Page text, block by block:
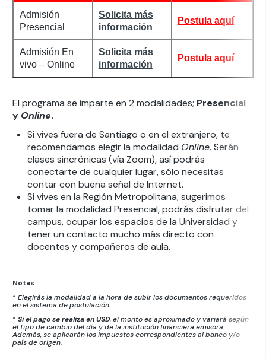
Admisión
Presencial
Solicita más
información
Postula aquí
Admisión En
vivo – Online
Solicita más
información
Postula aquí
El programa se imparte en 2 modalidades; Presencial
y Online.
Si vives fuera de Santiago o en el extranjero, te
recomendamos elegir la modalidad Online. Serán
clases sincrónicas (vía Zoom), así podrás
conectarte de cualquier lugar, sólo necesitas
contar con buena señal de Internet.
Si vives en la Región Metropolitana, sugerimos
tomar la modalidad Presencial, podrás disfrutar del
campus, ocupar los espacios de la Universidad y
tener un contacto mucho más directo con
docentes y compañeros de aula.
Notas:
* Elegirás la modalidad a la hora de subir los documentos requeridos
en el sistema de postulación.
* Si el pago se realiza en USD, el monto es aproximado y variará según
el tipo de cambio del día yde la institución financiera emisora.
Además, se aplicarán los impuestos correspondientes al banco y/o
país de origen.